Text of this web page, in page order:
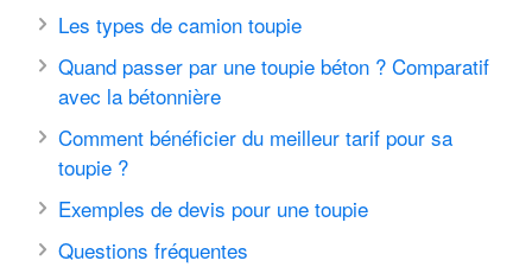
Les types de camion toupie
Quand passer par une toupie béton ? Comparatif
avec la bétonnière
Comment bénéficier du meilleur tarif pour sa
toupie ?
Exemples de devis pour une toupie
Questions fréquentes